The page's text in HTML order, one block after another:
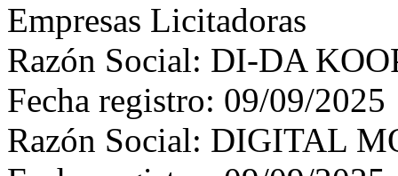
Empresas Licitadoras
Razón Social: DI-DA
Fecha registro: 09/09/2025
Razón Social: DIGITAL